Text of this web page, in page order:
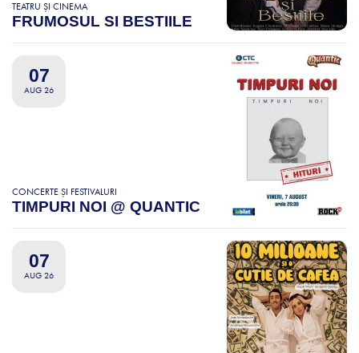
TEATRU ȘI CINEMA
FRUMOSUL SI BESTIILE
07
AUG 26
CONCERTE ȘI FESTIVALURI
TIMPURI NOI @ QUANTIC
07
AUG 26